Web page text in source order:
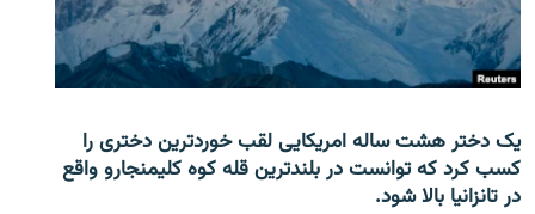
تماس
صفحه پشتو
Azadi English
به ما بپیوندید
یک دختر هشت ساله امریکایی لقب خوردترین دختری را
کسب کرد که توانست در بلندترین قله کوه کلیمنجارو واقع
در تانزانیا بالا شود.